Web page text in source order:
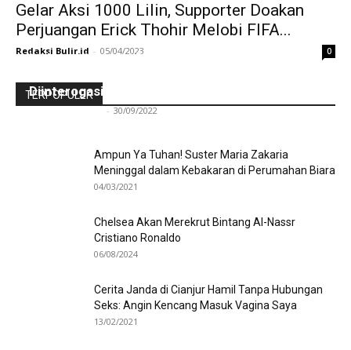
Gelar Aksi 1000 Lilin, Supporter Doakan
Perjuangan Erick Thohir Melobi FIFA...
Redaksi Bulir.id - 05/04/2023 0
TERPOPULER
Ini Kronologinya! Diduga Teriaki Kata Sambo,
Diinterogasi Aparat Polres Sikka
- 30/09/2022
Ampun Ya Tuhan! Suster Maria Zakaria
Meninggal dalam Kebakaran di Perumahan Biara
04/03/2021
Chelsea Akan Merekrut Bintang Al-Nassr
Cristiano Ronaldo
06/08/2024
Cerita Janda di Cianjur Hamil Tanpa Hubungan
Seks: Angin Kencang Masuk Vagina Saya
13/02/2021